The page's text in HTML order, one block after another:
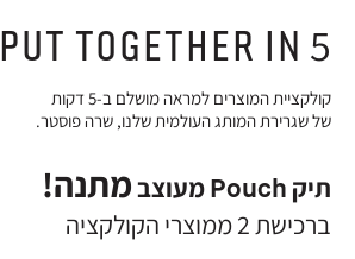
PUT TOGETHER IN 5
קולקציית המוצרים למראה מושלם ב-5 דקות
של שגרירת המותג העולמית שלנו, שרה פוסטר.
תיק Pouch מעוצב מתנה!
ברכישת 2 ממוצרי הקולקציה